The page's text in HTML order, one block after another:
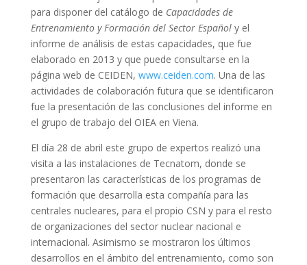
para disponer del catálogo de Capacidades de
Entrenamiento y Formación del Sector Españoly el
informe de análisis de estas capacidades, que fue
elaborado en 2013 y que puede consultarse en la
página web de CEIDEN, www.ceiden.com. Una de las
actividades de colaboración futura que se identificaron
fue la presentación de las conclusiones del informe en
el grupo de trabajo del OIEA en Viena.
El día 28 de abril este grupo de expertos realizó una
visita a las instalaciones de Tecnatom, donde se
presentaron las características de los programas de
formación que desarrolla esta compañía para las
centrales nucleares, para el propio CSN y para el resto
de organizaciones del sector nuclear nacional e
internacional. Asimismo se mostraron los últimos
desarrollos en el ámbito del entrenamiento, como son